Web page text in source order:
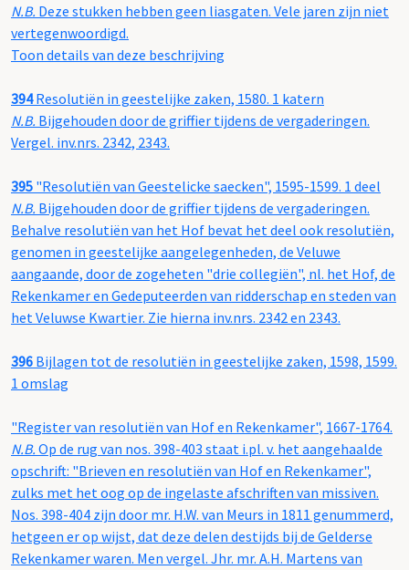
N.B. Deze stukken hebben geen liasgaten. Vele jaren zijn niet
vertegenwoordigd.
Toon details van deze beschrijving
394Resolutiën in geestelijke zaken, 1580. 1 katern
N.B. Bijgehouden door de griffier tijdens de vergaderingen.
Vergel. inv.nrs. 2342, 2343.
395 "Resolutiën van Geestelicke saecken", 1595-1599. 1 deel
N.B. Bijgehouden door de griffier tijdens de vergaderingen.
Behalve resolutiën van het Hof bevat het deel ook resolutiën,
genomen in geestelijke aangelegenheden, de Veluwe
aangaande, door de zogeheten "drie collegiën", nl. het Hof, de
Rekenkamer en Gedeputeerden van ridderschap en steden van
het Veluwse Kwartier. Zie hierna inv.nrs. 2342 en 2343.
396 Bijlagen tot de resolutiën in geestelijke zaken, 1598, 1599.
1 omslag
"Register van resolutiën van Hof en Rekenkamer", 1667-1764.
N.B. Op de rug van nos. 398-403 staat i.pl. v. het aangehaalde
opschrift: "Brieven en resolutiën van Hof en Rekenkamer",
zulks met het oog op de ingelaste afschriften van missiven.
Nos. 398-404 zijn door mr. H.W. van Meurs in 1811 genummerd,
hetgeen er op wijst, dat deze delen destijds bij de Gelderse
Rekenkamer waren. Men vergel. Jhr. mr. A.H. Martens van